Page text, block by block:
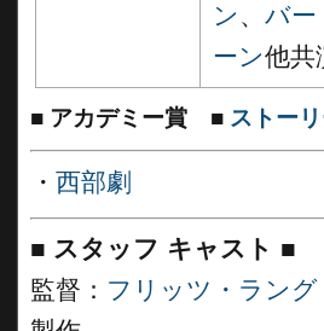
ン 、 バー
ーン他共
■ アカデミー賞 ■ ストー
・ 西部劇
■ スタッフ キャスト ■
監督： フリッツ・ラング